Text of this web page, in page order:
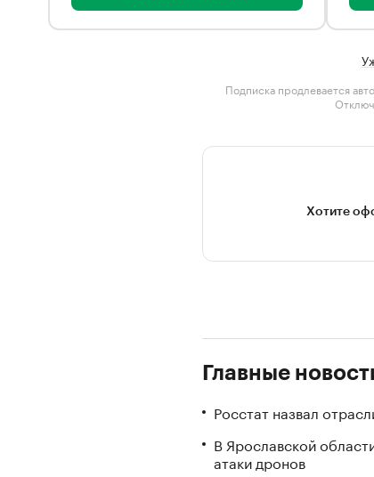
Подписка продлевается
Хотите
Главные
Росстат назвал
В Ярославской
атаки дронов